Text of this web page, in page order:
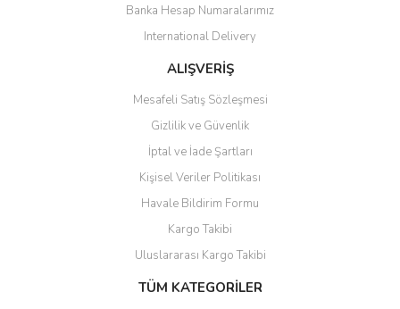
Banka Hesap Numaralarımız
International Delivery
ALIŞVERİŞ
Mesafeli Satış Sözleşmesi
Gizlilik ve Güvenlik
İptal ve İade Şartları
Kişisel Veriler Politikası
Havale Bildirim Formu
Kargo Takibi
Uluslararası Kargo Takibi
TÜM KATEGORİLER